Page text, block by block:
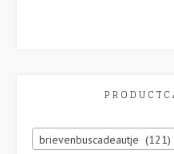
brievenbuscadeautje (121)